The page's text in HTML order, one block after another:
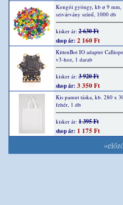
Kongói gyöngy, kb ø 9 mm,
szivárvány színű, 1000 db
kisker ár: 2 630 Ft
shop ár: 2 160 Ft
KittenBot IO adapter
v3-hoz, 1 darab
kisker ár: 3 920 Ft
shop ár: 3 350 Ft
Kis pamut táska, kb. 280 x
fehér, 1 db
kisker ár: 1 395 Ft
shop ár: 1 175 Ft